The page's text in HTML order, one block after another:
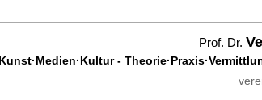
Prof. Dr.
Kunst·Medien·Kultur -